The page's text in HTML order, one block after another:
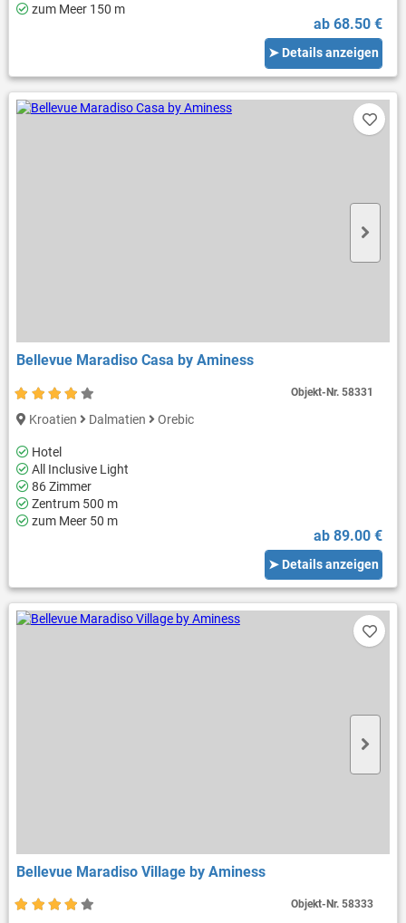
zum Meer 150 m
ab 68.50 €
➤ Details anzeigen
Bellevue Maradiso Casa by Aminess
Kroatien Dalmatien Orebic
Hotel
All Inclusive Light
86 Zimmer
Zentrum 500 m
zum Meer 50 m
ab 89.00 €
➤ Details anzeigen
Objekt-Nr.58331
Bellevue Maradiso Village by Aminess
Objekt-Nr.58333